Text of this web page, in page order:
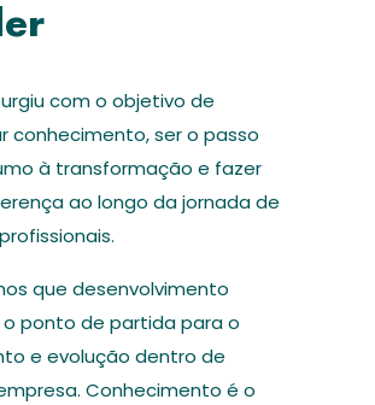
com o objetivo de
conhecimento, ser o passo
à transformação e fazer
ao longo da jornada de
que desenvolvimento
ponto de partida para o
e evolução dentro de
Conhecimento é o